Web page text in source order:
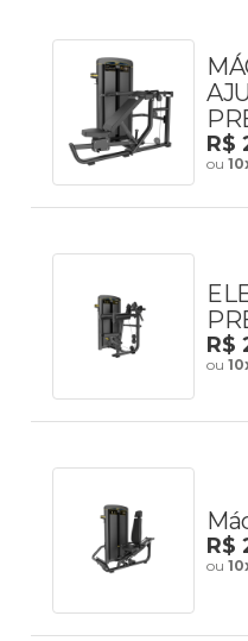
R$
ou
R$
ou
R$
ou